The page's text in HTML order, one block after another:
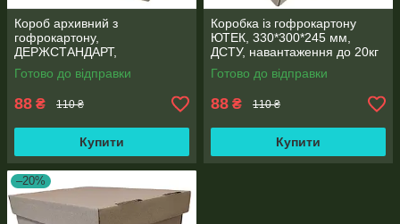
Короб архивний з
гофрокартону,
ДЕРЖСТАНДАРТ,
330*300*245 мм,
навантаження до 20кг
Готово до відправки
88 ₴ 110 ₴
Купити
Коробка із гофрокартону
ЮТЕК, 330*300*245 мм,
ДСТУ, навантаження до 20кг
Готово до відправки
88 ₴ 110 ₴
Купити
–20%